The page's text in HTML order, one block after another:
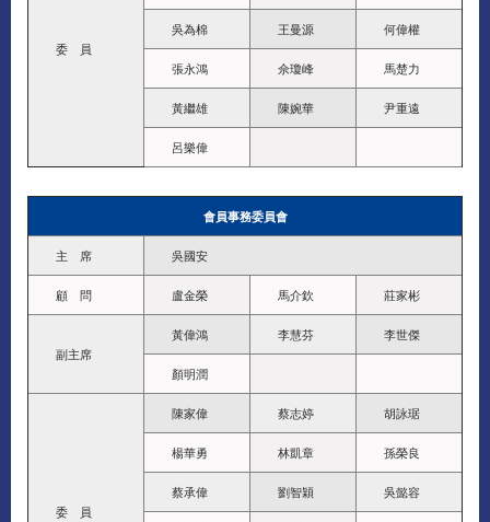
委 員
吳為棉 王曼源 何偉權
張永鴻 佘瓊峰 馬楚力
黃繼雄 陳婉華 尹重遠
呂樂偉
會員事務委員會
主 席 吳國安
顧 問 盧金榮 馬介欽 莊家彬
副主席
黃偉鴻 李慧芬 李世傑
顏明潤
委 員
陳家偉 蔡志婷 胡詠琚
楊華勇 林凱章 孫榮良
蔡承偉 劉智穎 吳懿容